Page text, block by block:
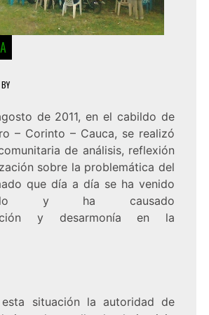
BY
de 2011, en el cabildo de
– Corinto – Cauca, se realizó
de análisis, reflexión
sobre la problemática del
que día a día se ha venido
y ha causado
y desarmonía en la
situación la autoridad de